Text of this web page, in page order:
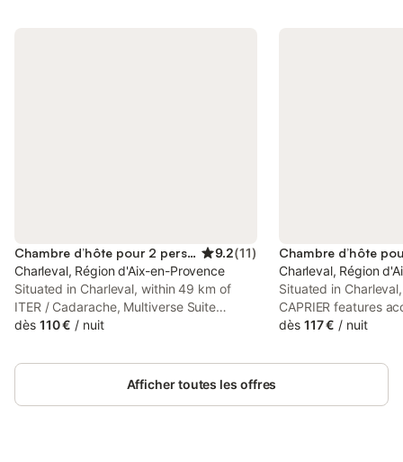
Chambre d’hôte pour 2 personnes 9.2(11)
Charleval, Région d'Aix-en-Provence
Situated in Charleval, within 49 km of
ITER / Cadarache, Multiverse Suite
immersive offers accommodation with air
throughout the property and Parc des
Expositions Avignon is 41 km away.
dès 110 € / nuit
Charleval, Région
Situated in
CAPRIER features
private pool, a
plus free private
dès 117 € / nuit
Afficher toutes les offres